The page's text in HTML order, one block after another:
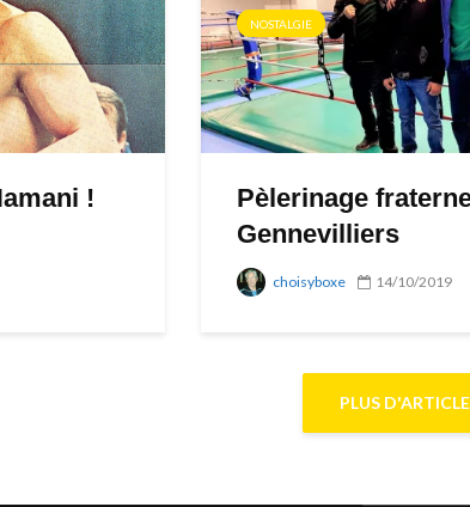
!
NOSTALGIE
Pèlerinage
Gennevilliers
choisyboxe 14/10/2019
PLUS